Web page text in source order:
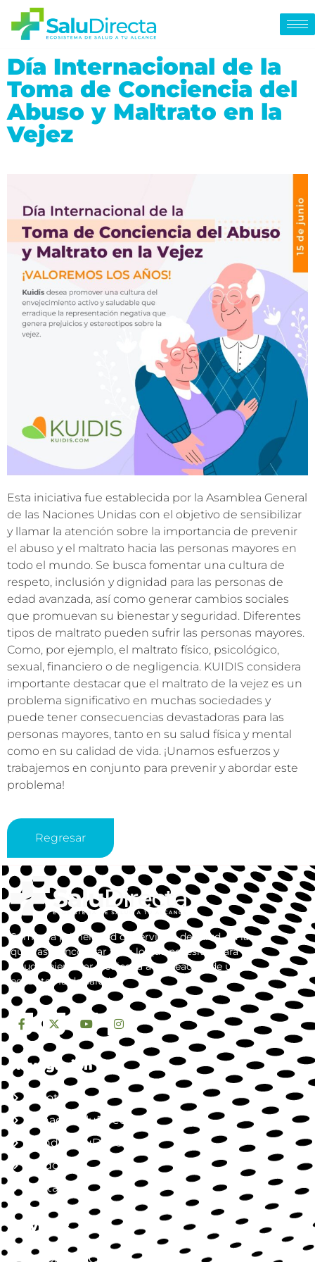
Día Internacional de la
Toma de Conciencia del
Abuso y Maltrato en la
Vejez
Esta iniciativa fue establecida por la Asamblea General
de las Naciones Unidas con el objetivo de sensibilizar
y llamar la atención sobre la importancia de prevenir
el abuso y el maltrato hacia las personas mayores en
todo el mundo. Se busca fomentar una cultura de
respeto, inclusión y dignidad para las personas de
edad avanzada, así como generar cambios sociales
que promuevan su bienestar y seguridad. Diferentes
tipos de maltrato pueden sufrir las personas mayores.
Como, por ejemplo, el maltrato físico, psicológico,
sexual, financiero o de negligencia. KUIDIS considera
importante destacar que el maltrato de la vejez es un
problema significativo en muchas sociedades y
puede tener consecuencias devastadoras para las
personas mayores, tanto en su salud física y mental
como en su calidad de vida. ¡Unamos esfuerzos y
trabajemos en conjunto para prevenir y abordar este
problema!
Regresar
Somos la primera red de servicios de salud, en la
que vas a encontrar todo lo que necesitas para tu
salud y bienestar. dedicada a la creación de un
ecosistema de salud.
Navegación
Nosotros
Jornada SaluDirecta
Mundo SaluDirecta
Aliados
Contacto
Servicios
SaluDirecta Citas